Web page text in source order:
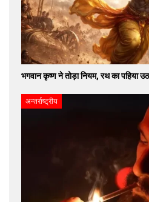
भगवान कृष्ण ने तोड़ा नियम, रथ का पहिया
अन्तर्राष्ट्रीय